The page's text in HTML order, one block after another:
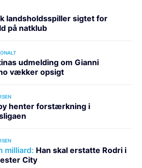
landsholdsspiller sigtet for
på natklub
udmelding om Gianni
vækker opsigt
henter forstærkning i
milliard: Han skal erstatte Rodri i
City